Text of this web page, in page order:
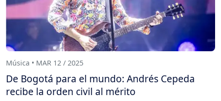
Música • MAR 12 / 2025
De Bogotá para el mundo: Andrés Cepeda
recibe la orden civil al mérito